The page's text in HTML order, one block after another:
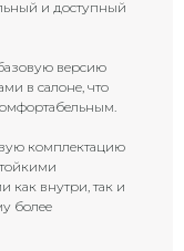
и доступный
версию
в салоне, что
комплектацию
как внутри, так и
более